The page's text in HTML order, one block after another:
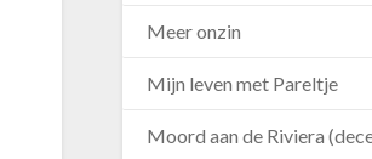
Meer onzin
Mijn leven met Pareltje
Moord aan de Riviera